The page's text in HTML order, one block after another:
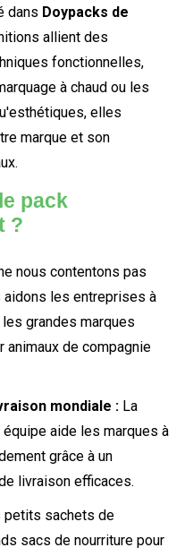
dans Doypacks de
allient des
fonctionnelles,
à chaud ou les
elles
marque et son
pack
?
nous contentons pas
les entreprises à
grandes marques
animaux de compagnie
mondiale :La
aide les marques à
grâce à un
livraison efficaces.
sachets de
sacs de nourriture pour